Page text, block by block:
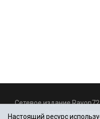
Сетевое издание
Настоящий ресурс